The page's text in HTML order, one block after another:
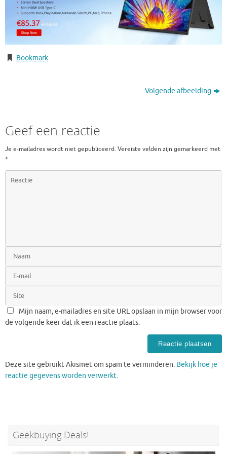
Bookmark.
Volgende afbeelding
Geef een reactie
Je e-mailadres wordt niet gepubliceerd. Vereiste velden zijn gemarkeerd met
*
Mijn naam, e-mailadres en site URL opslaan in mijn browser voor
de volgende keer dat ik een reactie plaats.
Deze site gebruikt Akismet om spam te verminderen. Bekijk hoe je
reactie gegevens worden verwerkt.
Geekbuying Deals!